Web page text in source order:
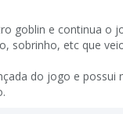
goblin e continua o
sobrinho, etc que
do jogo e possui